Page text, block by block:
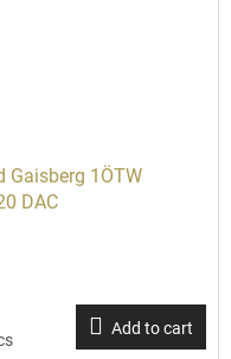
Gaisberg 1ÖTW
DAC
Add to cart